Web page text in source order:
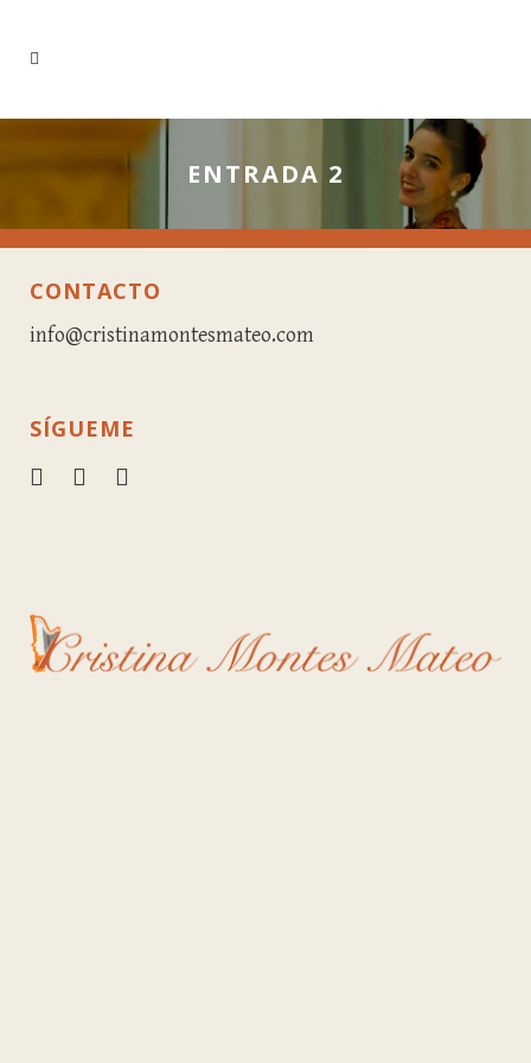
ENTRADA 2
CONTACTO
info@cristinamontesmateo.com
SÍGUEME